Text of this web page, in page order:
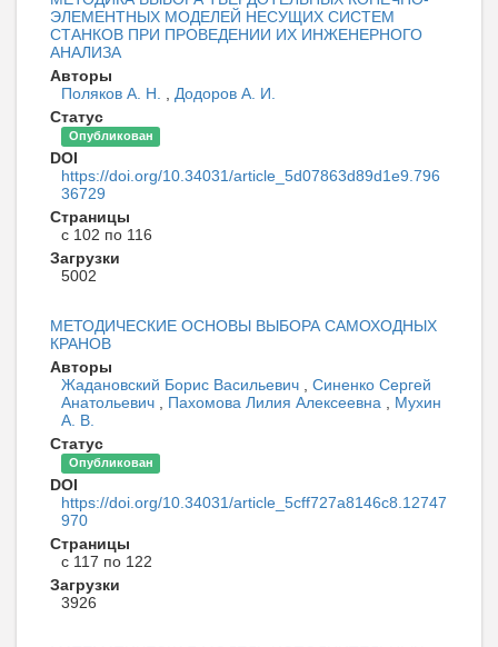
ЭЛЕМЕНТНЫХ МОДЕЛЕЙ НЕСУЩИХ СИСТЕМ
СТАНКОВ ПРИ ПРОВЕДЕНИИ ИХ ИНЖЕНЕРНОГО
АНАЛИЗА
Авторы
Поляков А. Н. , Додоров А. И.
Статус
Опубликован
DOI
https://doi.org/10.34031/article_5d07863d89d1e9.796
36729
Страницы
с 102 по 116
Загрузки
5002
МЕТОДИЧЕСКИЕ ОСНОВЫ ВЫБОРА САМОХОДНЫХ
КРАНОВ
Авторы
Жадановский Борис Васильевич , Синенко Сергей
Анатольевич , Пахомова Лилия Алексеевна , Мухин
А. В.
Статус
Опубликован
DOI
https://doi.org/10.34031/article_5cff727a8146c8.12747
970
Страницы
с 117 по 122
Загрузки
3926